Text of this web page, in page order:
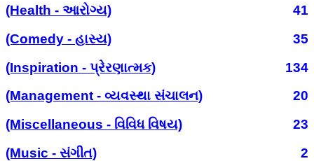
(Health - આરોગ્ય)
41
(Comedy - હાસ્ય)
35
(Inspiration - પ્રેરણાત્મક)
134
(Management - વ્યવસ્થા સંચાલન)
20
(Miscellaneous - વિવિધ વિષય)
23
(Music - સંગીત)
2